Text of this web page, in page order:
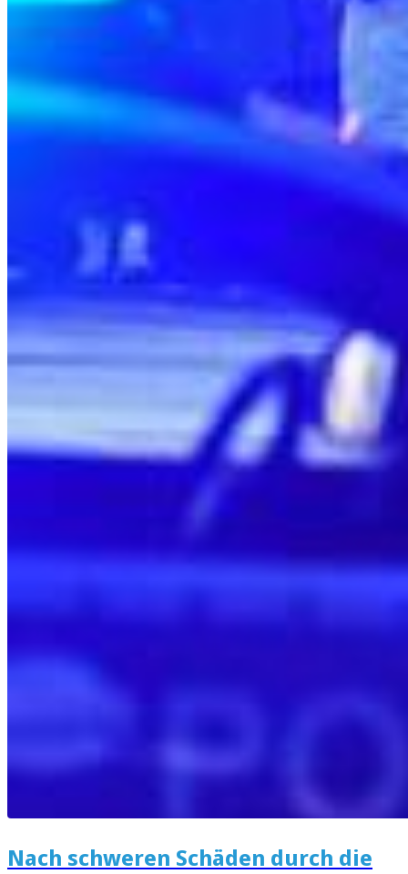
Nach schweren Schäden durch die